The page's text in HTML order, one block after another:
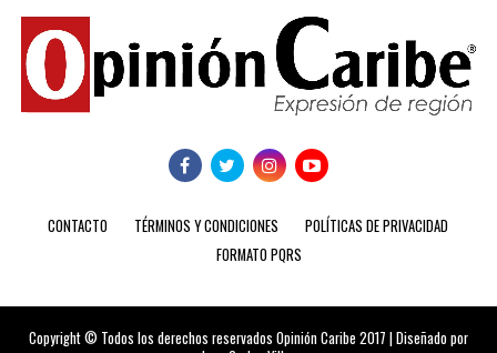
CONTACTO TÉRMINOS Y CONDICIONES
POLÍTICAS DE PRIVACIDAD
FORMATO PQRS
Copyright © Todos los derechos reservados Opinión Caribe 2017 | Diseñado por